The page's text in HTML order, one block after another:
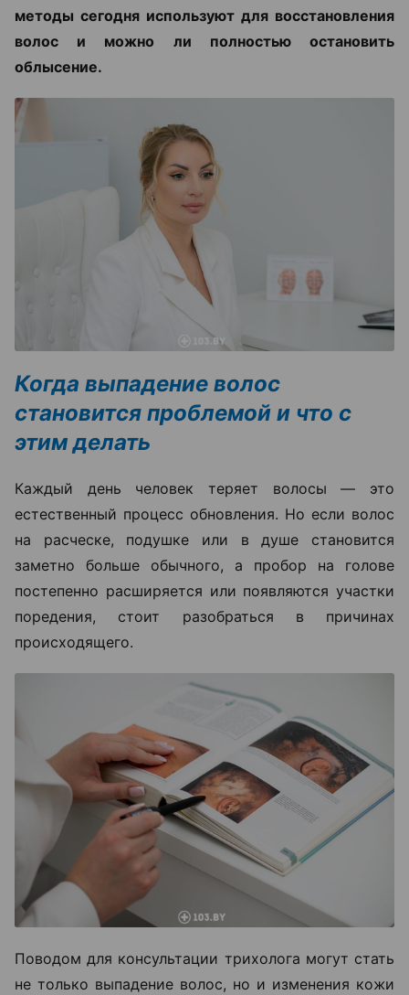
методы сегодня используют для восстановления
волос и можно ли полностью остановить
облысение.
Когда выпадение волос
становится проблемой и что с
этим делать
Каждый день человек теряет волосы — это
естественный процесс обновления. Но если волос
на расческе, подушке или в душе становится
заметно больше обычного, а пробор на голове
постепенно расширяется или появляются участки
поредения, стоит разобраться в причинах
происходящего.
Поводом для консультации трихолога могут стать
не только выпадение волос, но и изменения кожи